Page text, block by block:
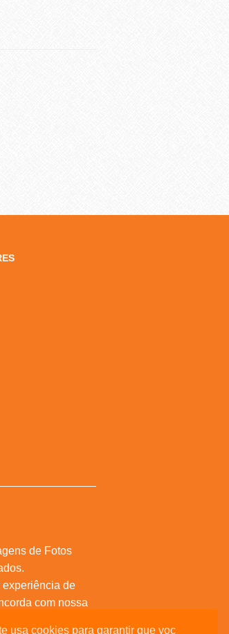
usa cookies para garantir que voc
de Fotos
experiência de
com nossa